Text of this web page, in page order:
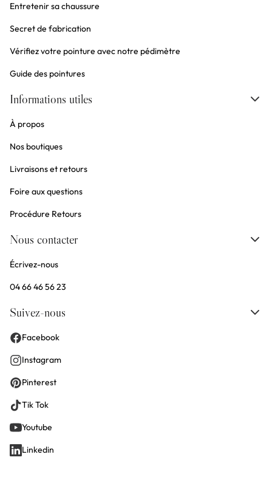
Entretenir sa chaussure
Secret de fabrication
Vérifiez votre pointure avec notre pédimètre
Guide des pointures
Informations utiles
À propos
Nos boutiques
Livraisons et retours
Foire aux questions
Procédure Retours
Nous contacter
Écrivez-nous
04 66 46 56 23
Suivez-nous
Facebook
Instagram
Pinterest
Tik Tok
Youtube
Linkedin